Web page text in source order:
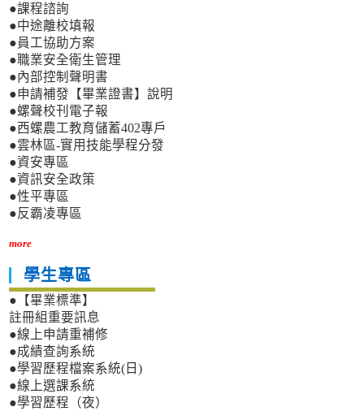
●課程諮詢
●中途離校填報
●員工協助方案
●職業安全衛生管理
●內部控制聲明書
●申請補發【畢業證書】說明
●螺聲校刊電子報
●西螺農工教育儲蓄402專戶
●雲林區-實用技能學程分發
●資安專區
●資訊安全政策
●性平專區
●反霸凌專區
more
學生專區
●【畢業標準】
註冊組重要訊息
●線上申請重補修
●成績查詢系統
●學習歷程檔案系統(日)
●線上選課系統
●學習歷程（夜）